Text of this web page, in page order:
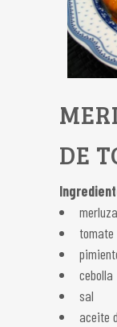
DE
tomate
cebolla
sal
aceite